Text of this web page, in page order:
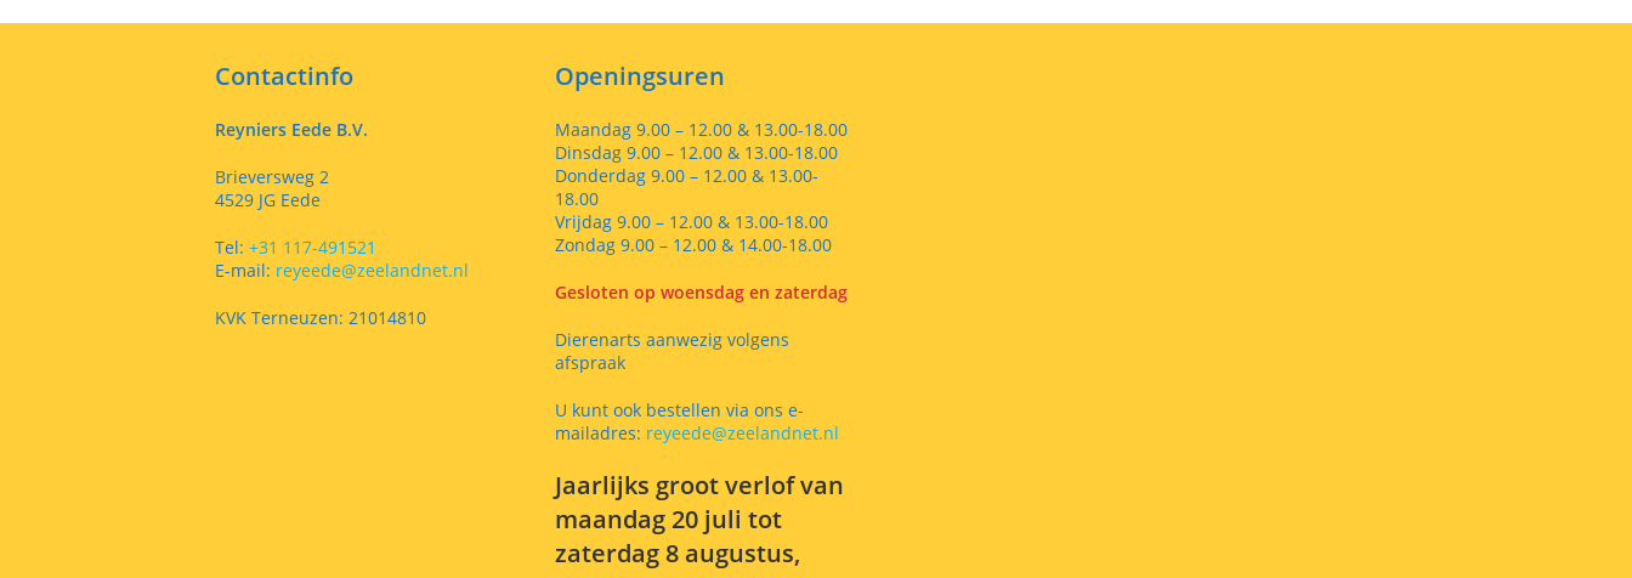
Contactinfo
Reyniers Eede B.V.
Brieversweg 2
4529 JG Eede
Tel: +31 117-491521
E-mail: reyeede@zeelandnet.nl
KVK Terneuzen: 21014810
Openingsuren
Maandag 9.00 – 12.00 & 13.00-18.00
Dinsdag 9.00 – 12.00 & 13.00-18.00
Donderdag 9.00 – 12.00 & 13.00-
18.00
Vrijdag 9.00 – 12.00 & 13.00-18.00
Zondag 9.00 – 12.00 & 14.00-18.00
Gesloten op woensdag en zaterdag
Dierenarts aanwezig volgens
afspraak
U kunt ook bestellen via ons e-
mailadres: reyeede@zeelandnet.nl
Jaarlijks groot verlof van
maandag 20 juli tot
zaterdag 8 augustus,